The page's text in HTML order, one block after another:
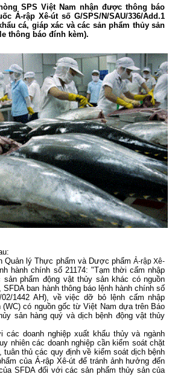
SPS Việt Nam nhận được thông báo
Ả-rập Xê-út số G/SPS/N/SAU/336/Add.1
cá, giáp xác và các sản phẩm thủy sản
thông báo đính kèm).
Quản lý Thực phẩm và Dược phẩmẢ-rập Xê-
hành chính số 21174: "Tạm thời cấm nhập
phẩm động vật thủy sản khác có nguồn
ban hành thông báo lệnh hành chính số
02/1442 AH), về việc dỡ bỏ lệnh cấm nhập
có nguồn gốc từ Việt Nam dựa trên Báo
sản hàng quý và dịch bệnh động vật thủy
doanh nghiệp xuất khẩu thủy và ngành
nhiên các doanh nghiệp cần kiểm soát chặt
thủ các quy định về kiểm soát dịch bệnh
của Ả-rập Xê-út để tránh ảnh hưởng đến
SFDA đối với các sản phẩm thủy sản của